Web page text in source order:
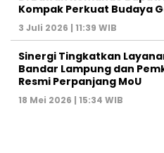
Kompak Perkuat Budaya
3 Juli 2026 | 11:39 WIB
Sinergi Tingkatkan
Bandar Lampung dan
Resmi Perpanjang MoU
18 Mei 2026 | 15:34 WIB